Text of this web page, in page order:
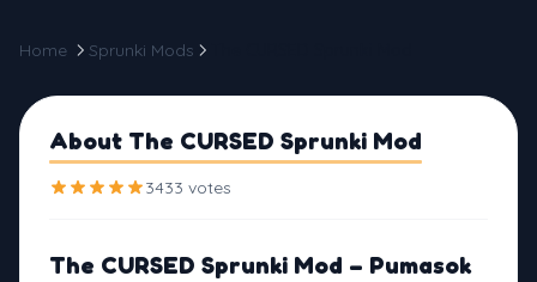
Home Sprunki Mods
About The CURSED Sprunki Mod
3433 votes
The CURSED Sprunki Mod – Pumasok